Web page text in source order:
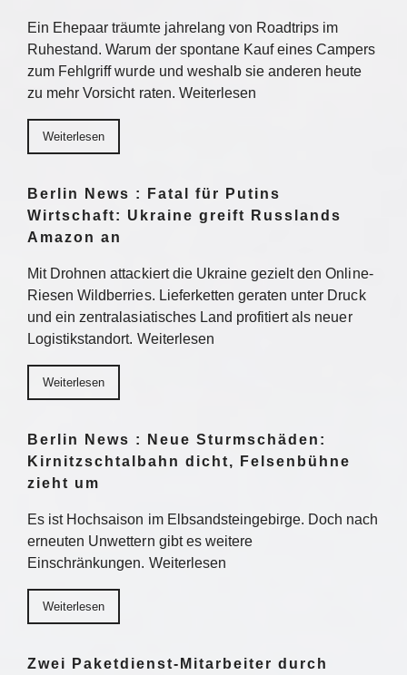
Ein Ehepaar träumte jahrelang von Roadtrips im
Ruhestand. Warum der spontane Kauf eines Campers
zum Fehlgriff wurde und weshalb sie anderen heute
zu mehr Vorsicht raten. Weiterlesen
Weiterlesen
Berlin News : Fatal für Putins
Wirtschaft: Ukraine greift Russlands
Amazon an
Mit Drohnen attackiert die Ukraine gezielt den Online-
Riesen Wildberries. Lieferketten geraten unter Druck
und ein zentralasiatisches Land profitiert als neuer
Logistikstandort. Weiterlesen
Weiterlesen
Berlin News : Neue Sturmschäden:
Kirnitzschtalbahn dicht, Felsenbühne
zieht um
Es ist Hochsaison im Elbsandsteingebirge. Doch nach
erneuten Unwettern gibt es weitere
Einschränkungen. Weiterlesen
Weiterlesen
Zwei Paketdienst-Mitarbeiter durch